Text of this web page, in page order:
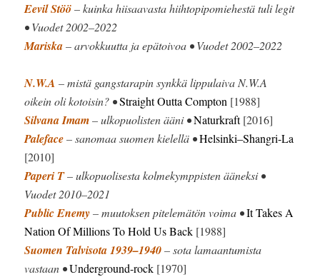
Eevil Stöö– kuinka hiisaavasta hiihtopipomiehestä tuli legit
• Vuodet 2002–2022
Mariska– arvokkuutta ja epätoivoa • Vuodet 2002–2022
N.W.A – mistä gangstarapin synkkä lippulaiva N.W.A
oikein oli kotoisin? •Straight Outta Compton [1988]
Silvana Imam– ulkopuolisten ääni •Naturkraft[2016]
Paleface– sanomaa suomen kielellä •Helsinki–Shangri-La
[2010]
Paperi T– ulkopuolisesta kolmekymppisten ääneksi •
Vuodet 2010–2021
Public Enemy– muutoksen pitelemätön voima •It Takes A
Nation Of Millions To Hold Us Back [1988]
Suomen Talvisota 1939–1940– sota lamaantumista
vastaan •Underground-rock [1970]